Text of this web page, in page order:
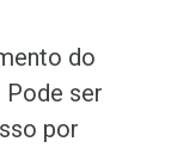
do
Pode ser
por